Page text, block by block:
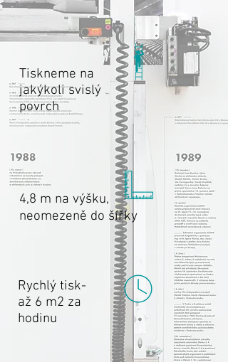
Tiskneme na
jakýkoli svislý
povrch
4,8 m na výšku,
neomezeně do šířky
Rychlý tisk-
až 6 m2 za
hodinu